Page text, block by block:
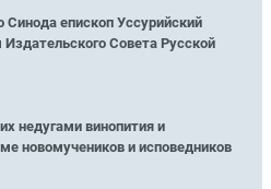
епископ Уссурийский
Совета Русской
недугами винопития и
новомучеников и исповедников